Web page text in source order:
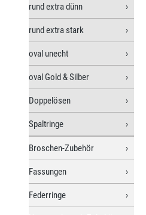
rund extra dünn
rund extra stark
oval unecht
oval Gold & Silber
Doppelösen
Spaltringe
Broschen-Zubehör
Fassungen
Federringe